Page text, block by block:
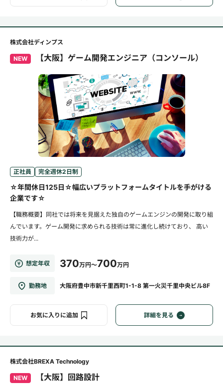
株式会社ディンプス
NEW 【大阪】ゲーム開発エンジニア（コンソール）
正社員 完全週休2日制
☆年間休日125日☆幅広いプラットフォームタイトルを手がける
企業です☆
【職務概要】同社では将来を見据えた独自のゲームエンジンの開発に取り組
んでいます。ゲーム開発に求められる技術は常に進化し続けており、 高い
技術力が...
想定年収 370万円～700万円
勤務地 大阪府豊中市新千里西町1-1-8 第一火災千里中央ビル8F
お気に入りに追加 詳細を見る
株式会社BREXA Technology
NEW 【大阪】回路設計